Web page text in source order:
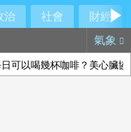
治 社會
財經
氣象
可以喝幾杯咖啡？美心臟協